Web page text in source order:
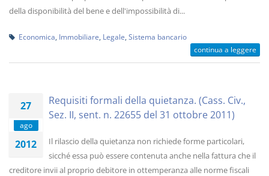
della disponibilità del bene e dell'impossibilità di...
Economica Immobiliare Legale Sistema bancario
continua a leggere
27
ago
2012
Requisiti formali della quietanza. (Cass. Civ.,
Sez. II, sent. n. 22655 del 31 ottobre 2011)
Il rilascio della quietanza non richiede forme particolari,
sicché essa può essere contenuta anche nella fattura che il
creditore invii al proprio debitore in ottemperanza alle norme fiscali